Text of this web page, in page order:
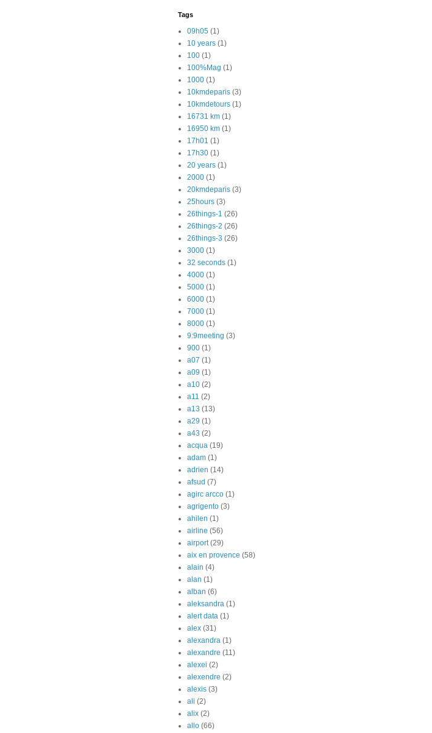
Tags
09h05 (1)
10 years (1)
100 (1)
100%Mag (1)
1000 (1)
10kmdeparis (3)
10kmdetours (1)
16731 km (1)
16950 km (1)
17h01 (1)
17h30 (1)
20 years (1)
2000 (1)
20kmdeparis (3)
25hours (3)
26things-1 (26)
26things-2 (26)
26things-3 (26)
3000 (1)
32 seconds (1)
4000 (1)
5000 (1)
6000 (1)
7000 (1)
8000 (1)
9:9meeting (3)
900 (1)
a07 (1)
a09 (1)
a10 (2)
a11 (2)
a13 (13)
a29 (1)
a43 (2)
acqua (19)
adam (1)
adrien (14)
afsud (7)
agirc arcco (1)
agrigento (3)
ahilen (1)
airline (56)
airport (29)
aix en provence (58)
alain (4)
alan (1)
alban (6)
aleksandra (1)
alert data (1)
alex (31)
alexandra (1)
alexandre (11)
alexei (2)
alexendre (2)
alexis (3)
ali (2)
alix (2)
allo (66)